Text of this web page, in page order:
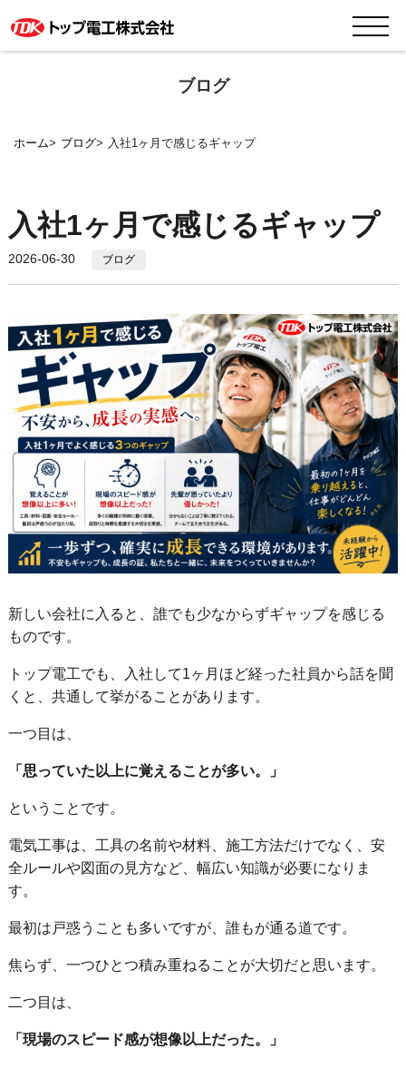
ブログ
ホーム ブログ 入社1ヶ月で感じるギャップ
入社1ヶ月で感じるギャップ
2026-06-30 ブログ
新しい会社に入ると、誰でも少なからずギャップを感じる
ものです。
トップ電工でも、入社して1ヶ月ほど経った社員から話を聞
くと、共通して挙がることがあります。
一つ目は、
「思っていた以上に覚えることが多い。」
ということです。
電気工事は、工具の名前や材料、施工方法だけでなく、安
全ルールや図面の見方など、幅広い知識が必要になりま
す。
最初は戸惑うことも多いですが、誰もが通る道です。
焦らず、一つひとつ積み重ねることが大切だと思います。
二つ目は、
「現場のスピード感が想像以上だった。」